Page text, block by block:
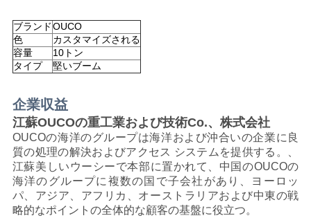
地
図
プ
ラ
イ
バ
シ
ブランドOUCO
色
カスタマイズされる
容量
10トン
タイプ
堅いブーム
企業収益
江蘇OUCOの重工業および技術Co.、株式会社
OUCOの海洋のグループは海洋および沖合いの企業に良
質の処理の解決およびアクセス システムを提供する。、
江蘇美しいウーシーで本部に置かれて、中国のOUCOの
海洋のグループに複数の国で子会社があり、ヨーロッ
パ、アジア、アフリカ、オーストラリアおよび中東の戦
略的なポイントの全体的な顧客の基盤に役立つ。